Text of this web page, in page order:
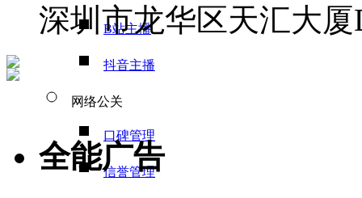
B站主播
抖音主播
网络公关
口碑管理
信誉管理
深圳市龙华区天汇大厦
全能广告